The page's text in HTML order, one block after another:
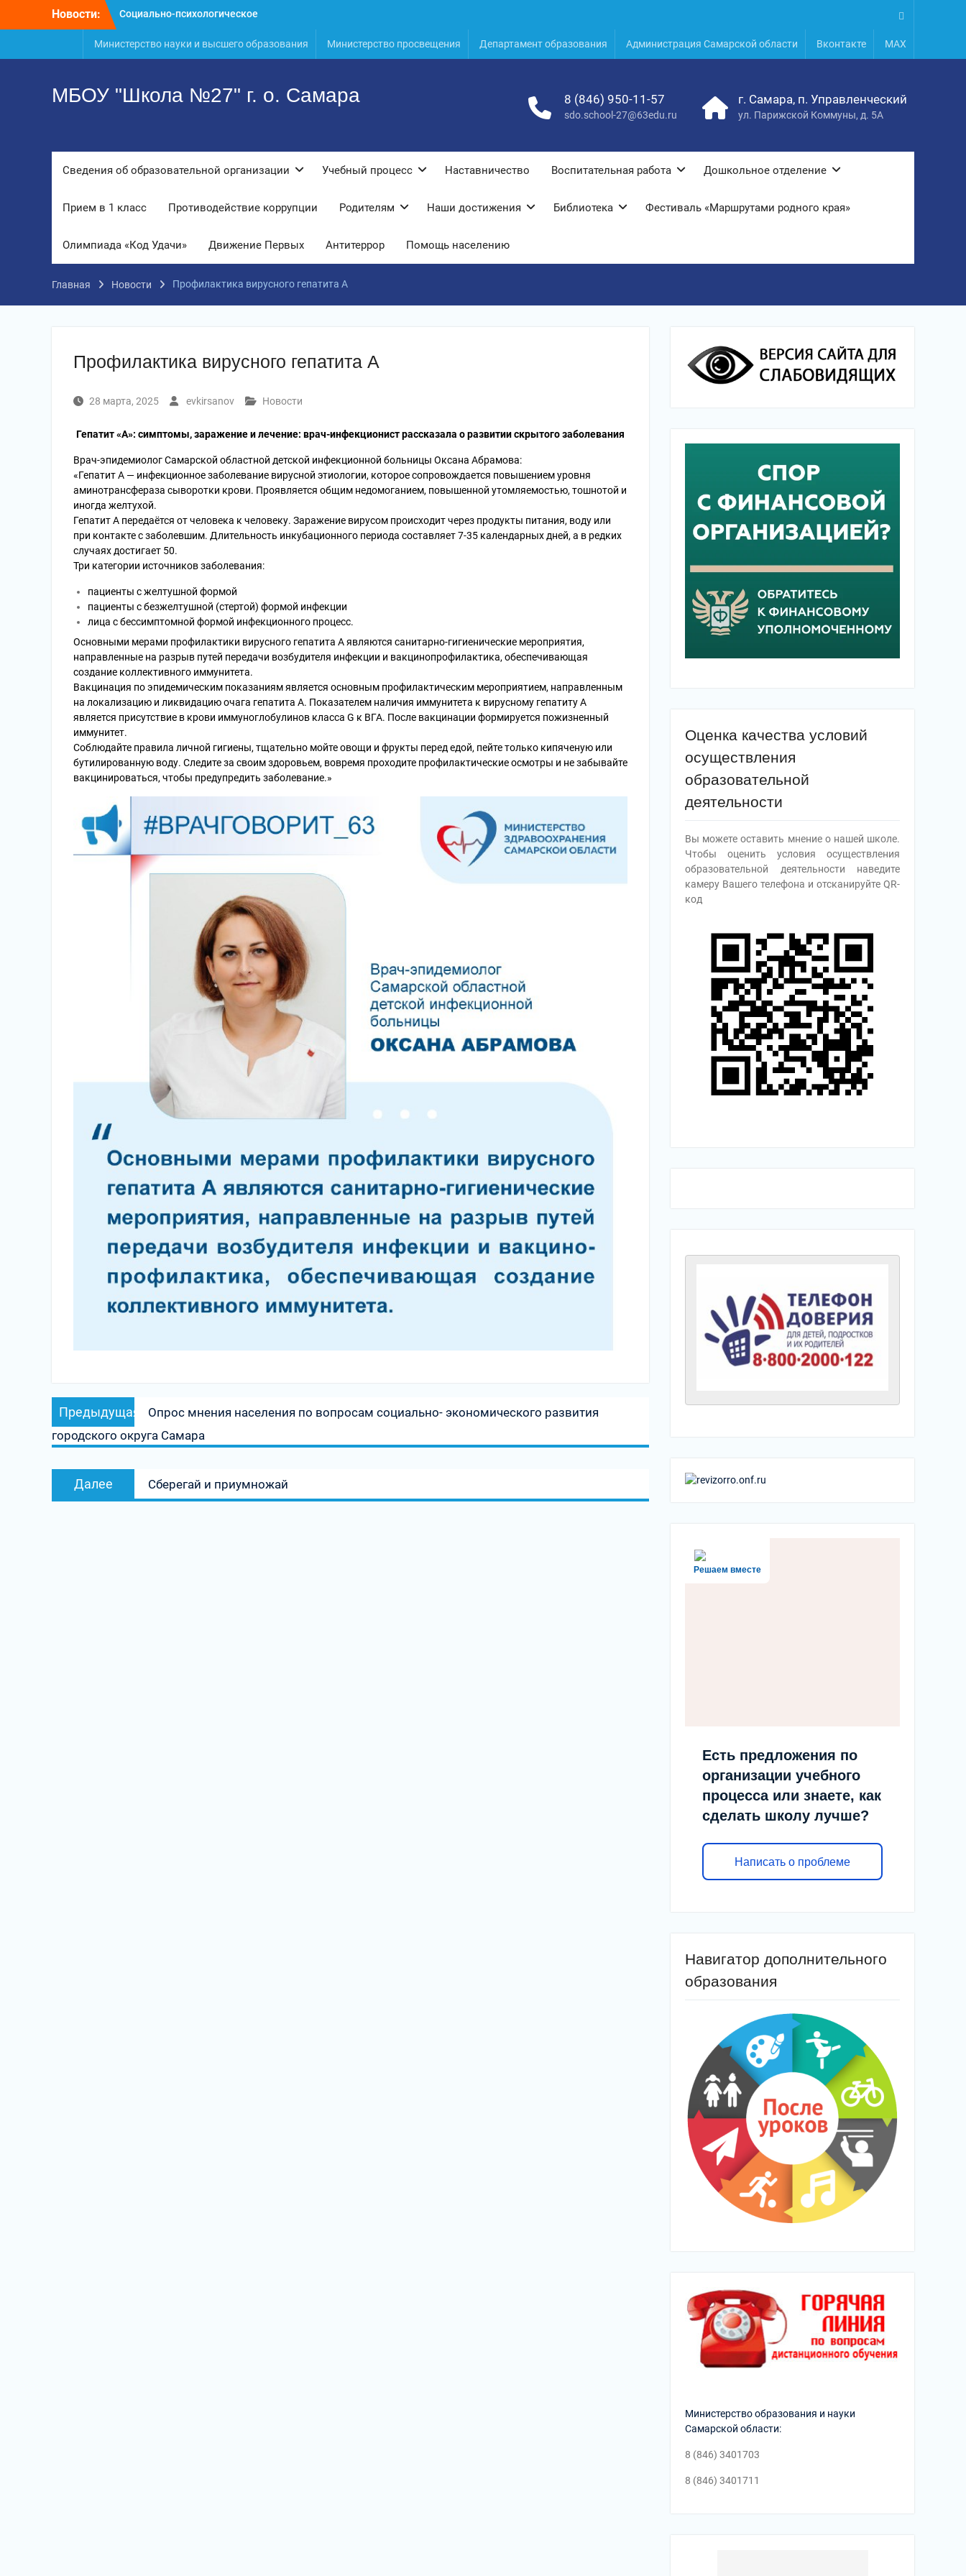
Новости:
«Уроки географии»
Социально-психологическое
тестирование профилактика, забота и
Министерство науки и высшего образования
Министерство просвещения Департамент образования Администрация Самарской области Вконтакте MAX
МБОУ "Школа №27" г. о. Самара 8 (846) 950-11-57
sdo.school-27@63edu.ru
г. Самара, п. Управленческий
ул. Парижской Коммуны, д. 5А
Сведения об образовательной организации Учебный процесс Наставничество Воспитательная работа Дошкольное отделение
Прием в 1 класс Противодействие коррупции Родителям Наши достижения Библиотека Фестиваль «Маршрутами родного края»
Олимпиада «Код Удачи» Движение Первых Антитеррор Помощь населению
Главная Новости Профилактика вирусного гепатита А
Профилактика вирусного гепатита А
28 марта, 2025 evkirsanov Новости
Гепатит «А»: симптомы, заражение и лечение: врач-инфекционист рассказала о развитии скрытого заболевания
Врач-эпидемиолог Самарской областной детской инфекционной больницы Оксана Абрамова:
«Гепатит А — инфекционное заболевание вирусной этиологии, которое сопровождается повышением уровня
аминотрансфераза сыворотки крови. Проявляется общим недомоганием, повышенной утомляемостью, тошнотой и
иногда желтухой.
Гепатит А передаётся от человека к человеку. Заражение вирусом происходит через продукты питания, воду или
при контакте с заболевшим. Длительность инкубационного периода составляет 7-35 календарных дней, а в редких
случаях достигает 50.
Три категории источников заболевания:
пациенты с желтушной формой
пациенты с безжелтушной (стертой) формой инфекции
лица с бессимптомной формой инфекционного процесс.
Основными мерами профилактики вирусного гепатита А являются санитарно-гигиенические мероприятия,
направленные на разрыв путей передачи возбудителя инфекции и вакцинопрофилактика, обеспечивающая
создание коллективного иммунитета.
Вакцинация по эпидемическим показаниям является основным профилактическим мероприятием, направленным
на локализацию и ликвидацию очага гепатита А. Показателем наличия иммунитета к вирусному гепатиту А
является присутствие в крови иммуноглобулинов класса G к ВГА. После вакцинации формируется пожизненный
иммунитет.
Соблюдайте правила личной гигиены, тщательно мойте овощи и фрукты перед едой, пейте только кипяченую или
бутилированную воду. Следите за своим здоровьем, вовремя проходите профилактические осмотры и не забывайте
вакцинироваться, чтобы предупредить заболевание.»
Навигация
по
записям
Предыдущая
запись:
Опрос мнения населения по вопросам социально- экономического развития
городского округа Самара
Далее
Следующая
запись:
Сберегай и приумножай
Оценка качества условий
осуществления
образовательной
деятельности
Вы можете оставить мнение о нашей школе.
Чтобы оценить условия осуществления
образовательной деятельности наведите
камеру Вашего телефона и отсканируйте QR-
код
Решаем вместе
Есть предложения по
организации учебного
процесса или знаете, как
сделать школу лучше?
Написать о проблеме
Навигатор дополнительного
образования
Министерство образования и науки
Самарской области:
8 (846) 3401703
8 (846) 3401711